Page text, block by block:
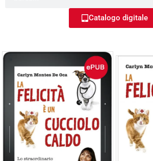
Catalogo digitale